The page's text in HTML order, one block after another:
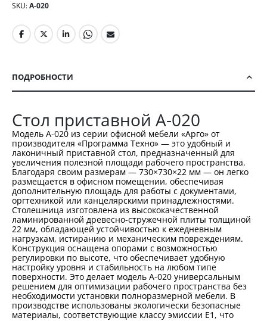
SKU А-020
ПОДРОБНОСТИ
Стол приставной А-020
Модель А-020 из серии офисной мебели «Арго» от
производителя «Программа Техно» — это удобный и
лаконичный приставной стол, предназначенный для
увеличения полезной площади рабочего пространства.
Благодаря своим размерам — 730×730×22 мм — он легко
размещается в офисном помещении, обеспечивая
дополнительную площадь для работы с документами,
оргтехникой или канцелярскими принадлежностями.
Столешница изготовлена из высококачественной
ламинированной древесно-стружечной плиты толщиной
22 мм, обладающей устойчивостью к ежедневным
нагрузкам, истиранию и механическим повреждениям.
Конструкция оснащена опорами с возможностью
регулировки по высоте, что обеспечивает удобную
настройку уровня и стабильность на любом типе
поверхности. Это делает модель А-020 универсальным
решением для оптимизации рабочего пространства без
необходимости установки полноразмерной мебели. В
производстве использованы экологически безопасные
материалы, соответствующие классу эмиссии Е1, что